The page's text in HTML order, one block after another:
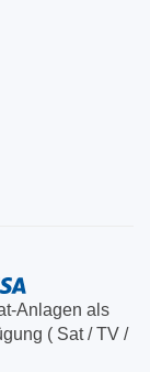
Anlagen als
( Sat / TV /